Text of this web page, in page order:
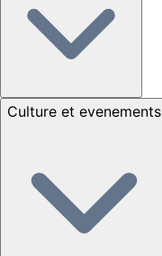
Culture et evenements